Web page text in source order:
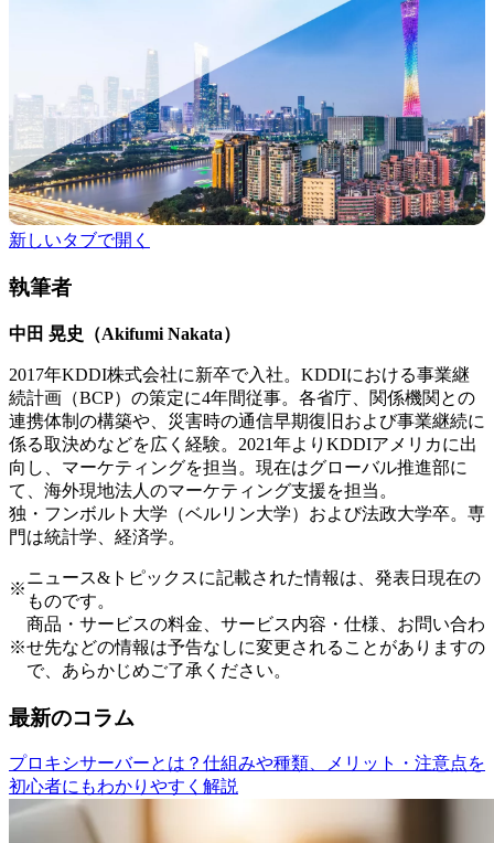
新しいタブで開く
執筆者
中田 晃史（Akifumi Nakata）
2017年KDDI株式会社に新卒で入社。KDDIにおける事業継
続計画（BCP）の策定に4年間従事。各省庁、関係機関との
連携体制の構築や、災害時の通信早期復旧および事業継続に
係る取決めなどを広く経験。2021年よりKDDIアメリカに出
向し、マーケティングを担当。現在はグローバル推進部に
て、海外現地法人のマーケティング支援を担当。
独・フンボルト大学（ベルリン大学）および法政大学卒。専
門は統計学、経済学。
※
ニュース&トピックスに記載された情報は、発表日現在の
ものです。
※
商品・サービスの料金、サービス内容・仕様、お問い合わ
せ先などの情報は予告なしに変更されることがありますの
で、あらかじめご了承ください。
最新のコラム
プロキシサーバーとは？仕組みや種類、メリット・注意点を
初心者にもわかりやすく解説